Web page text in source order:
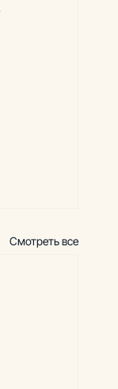
Смотреть все